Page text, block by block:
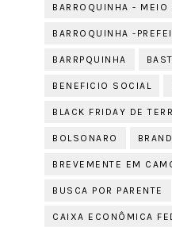
BARROQUINHA - MEIO
BARROQUINHA -
BARRPQUINHA
BENEFICIO SOCIAL
BLACK FRIDAY DE
BOLSONARO
BREVEMENTE EM
BUSCA POR PARENTE
CAIXA ECONÔMICA